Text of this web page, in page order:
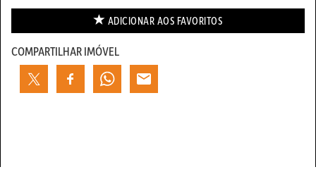
ADICIONAR AOS FAVORITOS
COMPARTILHAR IMÓVEL